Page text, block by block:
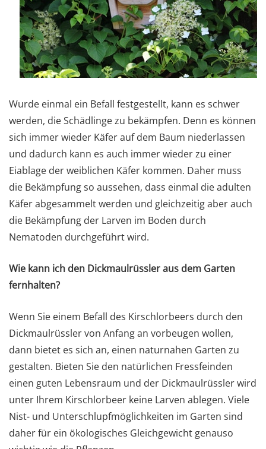
Wurde einmal ein Befall festgestellt, kann es schwer
werden, die Schädlinge zu bekämpfen. Denn es können
sich immer wieder Käfer auf dem Baum niederlassen
und dadurch kann es auch immer wieder zu einer
Eiablage der weiblichen Käfer kommen. Daher muss
die Bekämpfung so aussehen, dass einmal die adulten
Käfer abgesammelt werden und gleichzeitig aber auch
die Bekämpfung der Larven im Boden durch
Nematoden durchgeführt wird.
Wie kann ich den Dickmaulrüssler aus dem Garten
fernhalten?
Wenn Sie einem Befall des Kirschlorbeers durch den
Dickmaulrüssler von Anfang an vorbeugen wollen,
dann bietet es sich an, einen naturnahen Garten zu
gestalten. Bieten Sie den natürlichen Fressfeinden
einen guten Lebensraum und der Dickmaulrüssler wird
unter Ihrem Kirschlorbeer keine Larven ablegen. Viele
Nist- und Unterschlupfmöglichkeiten im Garten sind
daher für ein ökologisches Gleichgewicht genauso